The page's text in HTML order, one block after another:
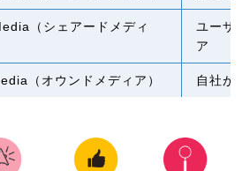
（シェアードメディ
ユーザ
ア
（オウンドメディア） 自社が